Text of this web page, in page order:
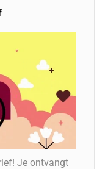
Je ontvangt